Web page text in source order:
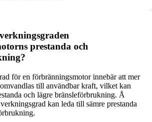
prestanda och
för en förbränningsmotor innebär att mer
till användbar kraft, vilket kan
och lägre bränsleförbrukning. Å
kan leda till sämre prestanda